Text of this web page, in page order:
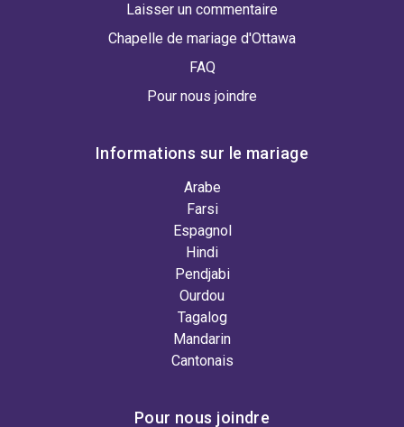
Laisser un commentaire
Chapelle de mariage d'Ottawa
FAQ
Pour nous joindre
Informations sur le mariage
Arabe
Farsi
Espagnol
Hindi
Pendjabi
Ourdou
Tagalog
Mandarin
Cantonais
Pour nous joindre